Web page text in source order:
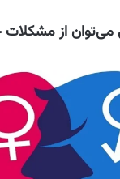
می‌توان از